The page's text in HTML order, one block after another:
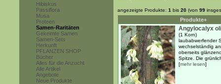
Hibiskus
Passiflora
Musa
Proteen
Samen-Raritäten
Gekeimte Samen
Samen-Sets
Herkunft
PFLANZEN SHOP
Bücher
Alles für die Anzucht
Alle Artikel
Angebote
Neue Produkte
angezeigte Produkte: 1 bis 20 (von 99
Produkte+
Angylocalyx
(1 Korn)
laubabwerfender
wechselständig
oberseits
Spitze. Die
[mehr lesen]